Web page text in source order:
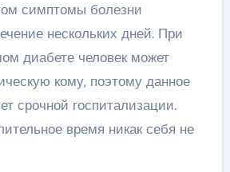
симптомы болезни
нескольких дней. При
диабете человек может
кому, поэтому данное
срочной госпитализации.
время никак себя не